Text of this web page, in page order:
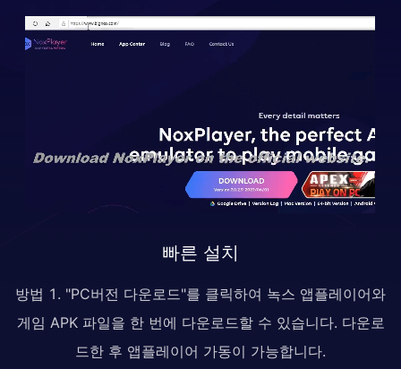
빠른 설치
방법 1. "PC버전 다운로드"를 클릭하여 녹스 앱플레이어와
게임 APK 파일을 한 번에 다운로드할 수 있습니다. 다운로
드한 후 앱플레이어 가동이 가능합니다.